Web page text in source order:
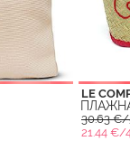
LE
30.63 €/
21.44 €/